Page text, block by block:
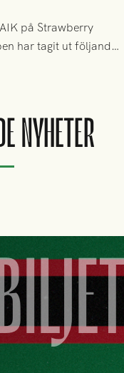
på Strawberry
har tagit ut följande
NYHETER